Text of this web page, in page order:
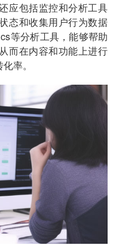
应包括监控和分析工具
态和收集用户行为数据
等分析工具，能够帮助
而在内容和功能上进行
率。